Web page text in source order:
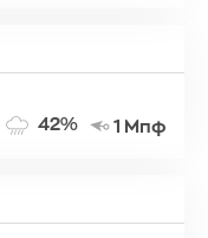
42% 1 Μπφ